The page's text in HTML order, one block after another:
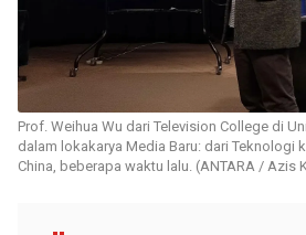
Prof. Weihua Wu dari Television College di
dalam lokakarya Media Baru: dari Teknologi
China, beberapa waktu lalu. (ANTARA / Azis